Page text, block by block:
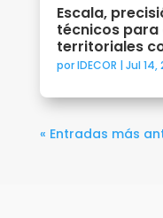
Escala,
técnicos
territoriales
porIDECOR | Jul 14,
« Entradas más